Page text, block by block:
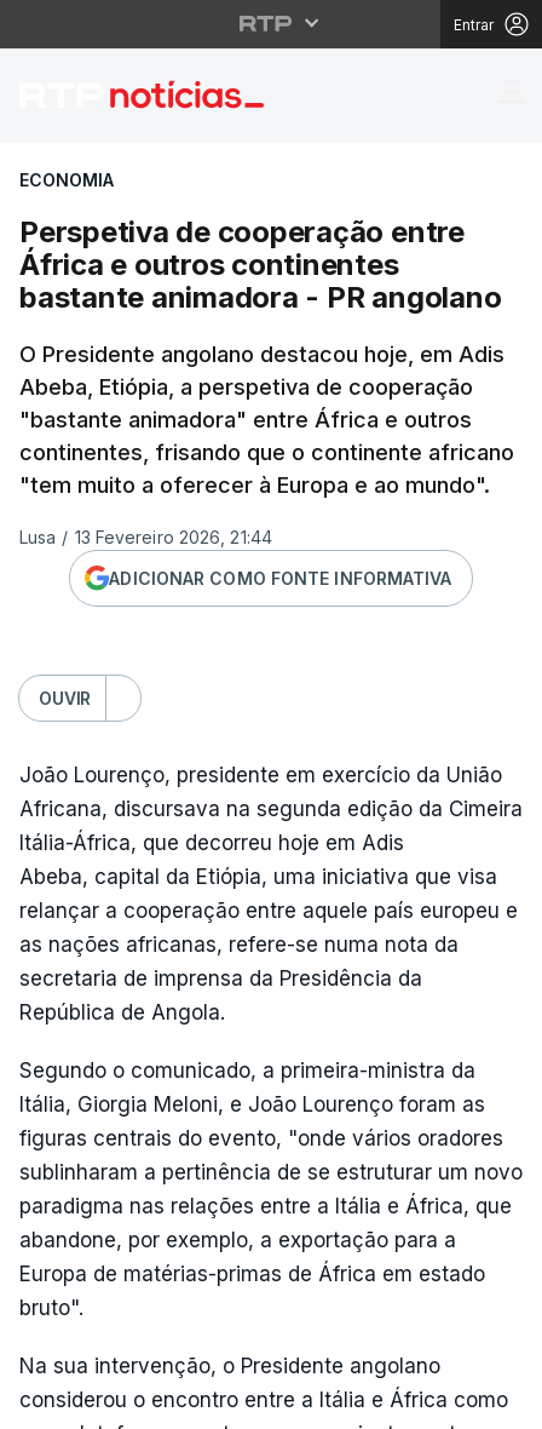
Entrar
Perspetiva de
ECONOMIA
Perspetiva de cooperação entre
África e outros continentes
bastante animadora - PR angolano
O Presidente angolano destacou hoje, em Adis
Abeba, Etiópia, a perspetiva de cooperação
"bastante animadora" entre África e outros
continentes, frisando que o continente africano
"tem muito a oferecer à Europa e ao mundo".
Lusa / 13 Fevereiro 2026, 21:44
ADICIONAR COMO FONTE INFORMATIVA
OUVIR
João Lourenço, presidente em exercício da União
Africana, discursava na segunda edição da Cimeira
Itália-África, que decorreu hoje em Adis
Abeba, capital da Etiópia, uma iniciativa que visa
relançar a cooperação entre aquele país europeu e
as nações africanas, refere-se numa nota da
secretaria de imprensa da Presidência da
República de Angola.
Segundo o comunicado, a primeira-ministra da
Itália, Giorgia Meloni, e João Lourenço foram as
figuras centrais do evento, "onde vários oradores
sublinharam a pertinência de se estruturar um novo
paradigma nas relações entre a Itália e África, que
abandone, por exemplo, a exportação para a
Europa de matérias-primas de África em estado
bruto".
Na sua intervenção, o Presidente angolano
considerou o encontro entre a Itália e África como